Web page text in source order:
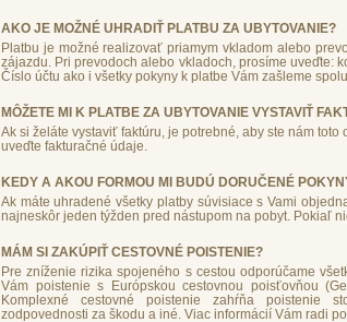
AKO JE MOŽNÉ UHRADIŤ PLATBU ZA UBYTOVANIE?
Platbu je možné realizovať priamym vkladom alebo
zájazdu. Pri prevodoch alebo vkladoch, prosíme uveďte:
Číslo účtu ako i všetky pokyny k platbe Vám zašleme
MÔŽETE MI K PLATBE ZA UBYTOVANIE VYSTAVIŤ
Ak si želáte vystaviť faktúru, je potrebné, aby ste nám
uveďte fakturačné údaje.
KEDY A AKOU FORMOU MI BUDÚ DORUČENÉ
Ak máte uhradené všetky platby súvisiace s Vami
najneskôr jeden týžden pred nástupom na pobyt. Pokiaľ
MÁM SI ZAKÚPIŤ CESTOVNÉ POISTENIE?
Pre zníženie rizika spojeného s cestou odporúčame
Vám poistenie s Európskou cestovnou poisťovňou
Komplexné cestovné poistenie zahŕňa poistenie
zodpovednosti za škodu a iné. Viac informácií Vám radi